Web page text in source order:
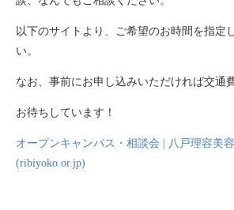
以下のサイトより、ご希望のお時間を指定
い。
なお、事前にお申し込みいただければ交通
お待ちしています！
オープンキャンパス・相談会 | 八戸理容美
(ribiyoko.or.jp)